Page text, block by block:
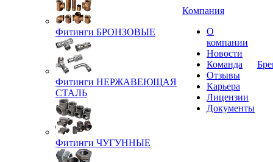
Фитинги БРОНЗОВЫЕ
Фитинги НЕРЖАВЕЮЩАЯ
СТАЛЬ
Фитинги ЧУГУННЫЕ
Компания
О
компании
Новости
Команда
Отзывы
Карьера
Лицензии
Документы